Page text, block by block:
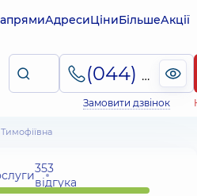
АдресиЦіниБільшеАкції
(044) 495-2-888
Замовити дзвінок
Тимофіївна
353
відгука